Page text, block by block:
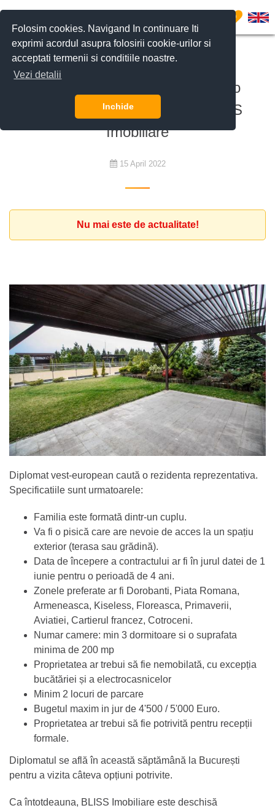
Folosim cookies. Navigand In continuare Iti
exprimi acordul asupra folosirii cookie-urilor si
acceptati termenii si conditiile noastre.
Vezi detalii
Inchide
0
De închiriat
Diplomat vest-european caută o
rezidenta reprezentativa | BLISS
Imobiliare
15 April 2022
Nu mai este de actualitate!
Diplomat vest-european caută o rezidenta reprezentativa.
Specificatiile sunt urmatoarele:
Familia este formată dintr-un cuplu.
Va fi o pisică care are nevoie de acces la un spațiu
exterior (terasa sau grădină).
Data de începere a contractului ar fi în jurul datei de 1
iunie pentru o perioadă de 4 ani.
Zonele preferate ar fi Dorobanti, Piata Romana,
Armeneasca, Kiseless, Floreasca, Primaverii,
Aviatiei, Cartierul francez, Cotroceni.
Numar camere: min 3 dormitoare si o suprafata
minima de 200 mp
Proprietatea ar trebui să fie nemobilată, cu excepția
bucătăriei și a electrocasnicelor
Minim 2 locuri de parcare
Bugetul maxim in jur de 4'500 / 5'000 Euro.
Proprietatea ar trebui să fie potrivită pentru recepții
formale.
Diplomatul se află în această săptămână la București
pentru a vizita câteva opțiuni potrivite.
Ca întotdeauna, BLISS Imobiliare este deschisă